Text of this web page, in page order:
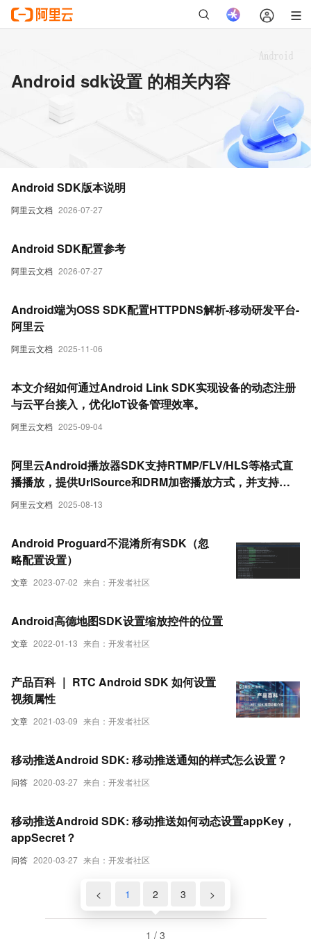
Android sdk设置 的相关内容
阿里云文档 2026-07-27
Android SDK版本说明
阿里云文档 2026-07-27
Android SDK配置参考
阿里云文档 2025-11-06
Android端为OSS SDK配置HTTPDNS解析-移动研发平台-
阿里云
阿里云文档 2025-09-04
本文介绍如何通过Android Link SDK实现设备的动态注册
与云平台接入，优化IoT设备管理效率。
阿里云文档 2025-08-13
阿里云Android播放器SDK支持RTMP/FLV/HLS等格式直
播播放，提供UrlSource和DRM加密播放方式，并支持多
清晰度切换及切流回调功能。
文章 2023-07-02 来自：开发者社区
Android Proguard不混淆所有SDK（忽
略配置设置）
文章 2022-01-13 来自：开发者社区
Android高德地图SDK设置缩放控件的位置
文章 2021-03-09 来自：开发者社区
产品百科 ｜ RTC Android SDK 如何设置
视频属性
问答 2020-03-27 来自：开发者社区
移动推送Android SDK: 移动推送通知的样式怎么设置？
问答 2020-03-27 来自：开发者社区
移动推送Android SDK: 移动推送如何动态设置appKey，
appSecret？
< 1 2 3 >
1 / 3